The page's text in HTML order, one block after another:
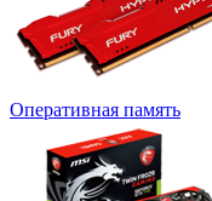
Оперативная память